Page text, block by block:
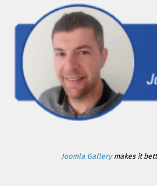
Joomla Gallerymakes it